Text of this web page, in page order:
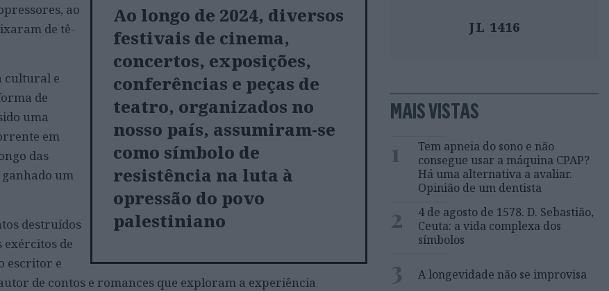
Ao longo de 2024, diversos
festivais de cinema,
concertos, exposições,
conferências e peças de
teatro, organizados no
nosso país, assumiram-se
como símbolo de
resistência na luta à
opressão do povo
palestiniano
ao
de tê-
cultural e
de
uma
em
das
um
destruídos
exércitos de
escritor e
de contos e romances que exploram a experiência
JL 1416
MAIS VISTAS
1
Tem apneia do sono e não
consegue usar a máquina CPAP?
Há uma alternativa a avaliar.
Opinião de um dentista
2
4 de agosto de 1578. D. Sebastião,
Ceuta: a vida complexa dos
símbolos
3 A longevidade não se improvisa